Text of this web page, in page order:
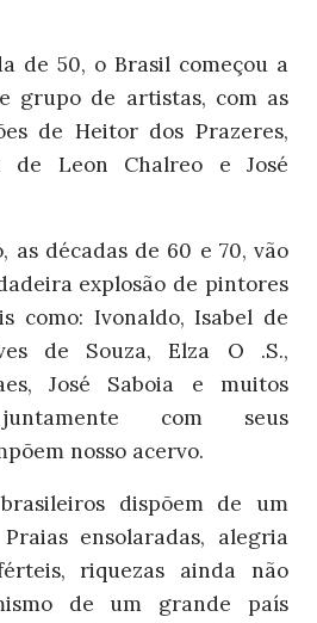
de 50, o Brasil começou a
grupo de artistas, com as
de Heitor dos Prazeres,
de Leon Chalreo e José
as décadas de 60 e 70, vão
explosão de pintores
como: Ivonaldo, Isabel de
de Souza, Elza O .S.,
José Saboia e muitos
com seus
nosso acervo.
dispõem de um
ensolaradas, alegria
riquezas ainda não
de um grande país